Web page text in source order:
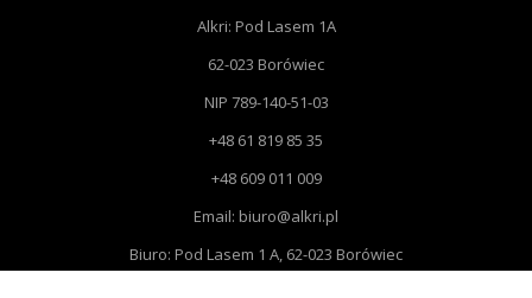
Alkri: Pod Lasem 1A
62-023 Borówiec
NIP 789-140-51-03
+48 61 819 85 35
+48 609 011 009
Email: biuro@alkri.pl
Biuro: Pod Lasem 1 A, 62-023 Borówiec